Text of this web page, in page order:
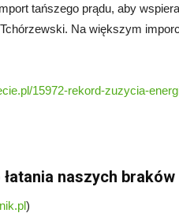
tańszego prądu, aby
Na większym
15972-rekord-zuzycia-
naszych braków
)